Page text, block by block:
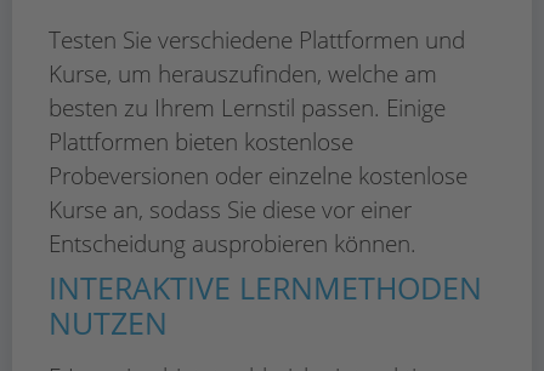
Testen Sie verschiedene Plattformen und
Kurse, um herauszufinden, welche am
besten zu Ihrem Lernstil passen. Einige
Plattformen bieten kostenlose
Probeversionen oder einzelne kostenlose
Kurse an, sodass Sie diese vor einer
Entscheidung ausprobieren können.
INTERAKTIVE LERNMETHODEN
NUTZEN